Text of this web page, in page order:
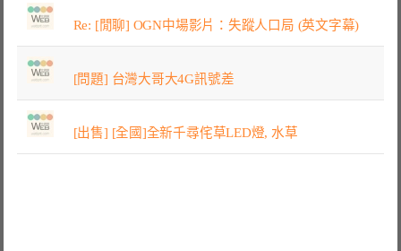
Re: [閒聊] OGN中場影片：失蹤人口局 (英文字幕)
[問題] 台灣大哥大4G訊號差
[出售] [全國]全新千尋侘草LED燈, 水草